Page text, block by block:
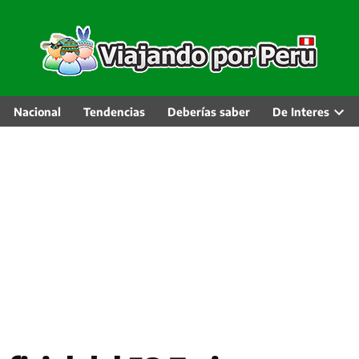
Nacional Tendencias Deberías saber De Interes